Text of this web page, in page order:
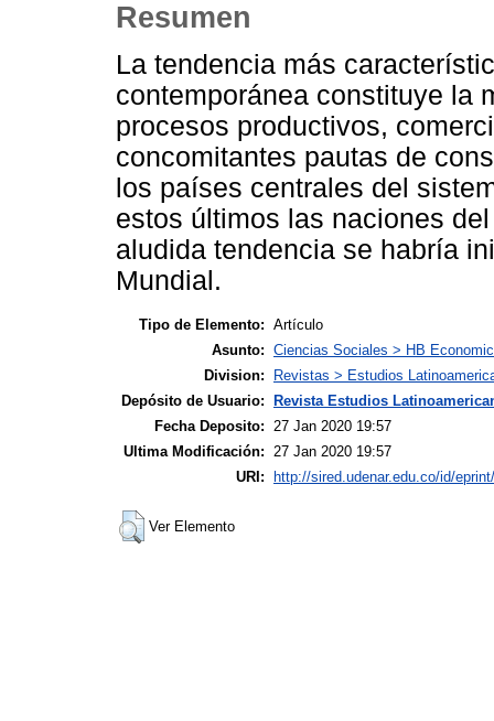
Resumen
La tendencia más
contemporánea constituye la
procesos productivos,
concomitantes pautas de
los países centrales del
estos últimos las naciones
aludida tendencia se habría
Mundial.
Tipo de Elemento: Artículo
Asunto: Ciencias Sociales > HB
Division:
Revistas > Estudios
Depósito de Usuario: Revista Estudios
Fecha Deposito:
27 Jan 2020 19:57
Ultima Modificación:
27 Jan 2020 19:57
URI: http://sired.udenar.edu.co/id/
Ver Elemento